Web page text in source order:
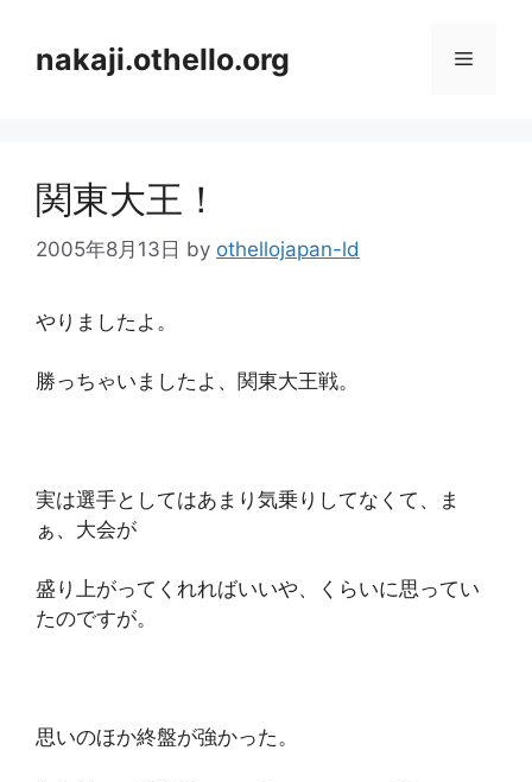
nakaji.othello.org メ
関東大王！
2005年8月13日 by othellojapan-ld
やりましたよ。
勝っちゃいましたよ、関東大王戦。
実は選手としてはあまり気乗りしてなくて、ま
ぁ、大会が
盛り上がってくれればいいや、くらいに思ってい
たのですが。
思いのほか終盤が強かった。